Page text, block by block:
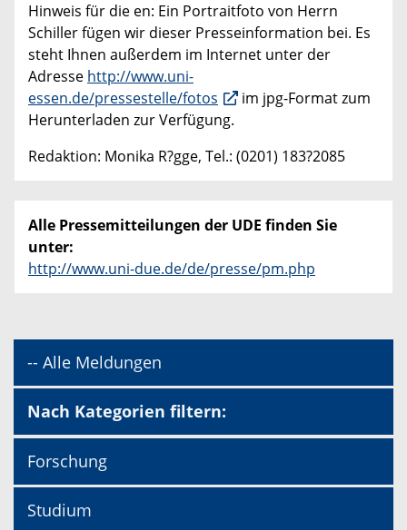
Hinweis für die en: Ein Portraitfoto von Herrn
Schiller fügen wir dieser Presseinformation bei. Es
steht Ihnen außerdem im Internet unter der
Adresse http://www.uni-
essen.de/pressestelle/fotos
im jpg-Format zum
Herunterladen zur Verfügung.
Redaktion: Monika R?gge, Tel.: (0201) 183?2085
Alle Pressemitteilungen der UDE finden Sie
unter:
http://www.uni-due.de/de/presse/pm.php
-- Alle Meldungen
Nach Kategorien filtern:
Forschung
Studium